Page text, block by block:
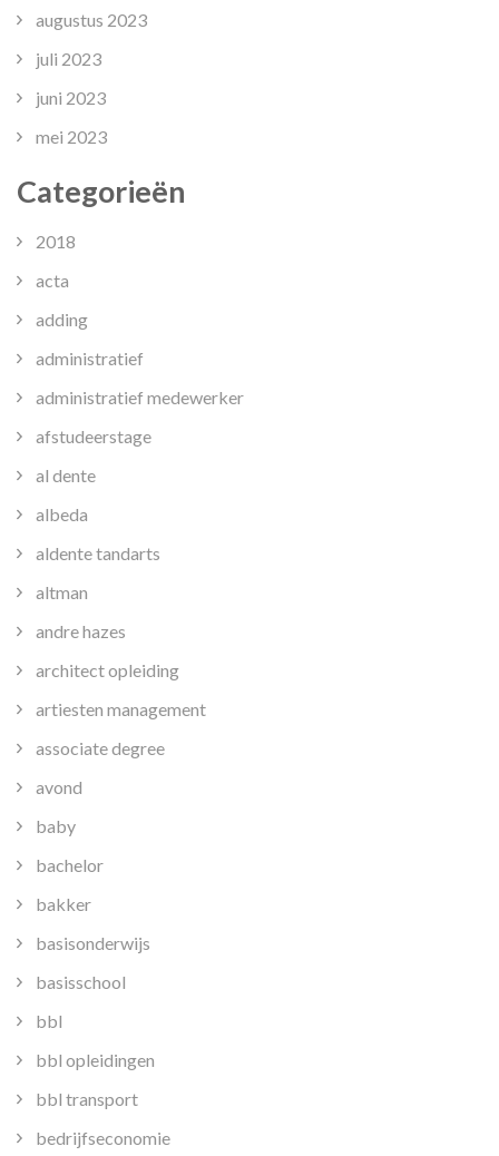
augustus 2023
juli 2023
juni 2023
mei 2023
Categorieën
2018
acta
adding
administratief
administratief medewerker
afstudeerstage
al dente
albeda
aldente tandarts
altman
andre hazes
architect opleiding
artiesten management
associate degree
avond
baby
bachelor
bakker
basisonderwijs
basisschool
bbl
bbl opleidingen
bbl transport
bedrijfseconomie